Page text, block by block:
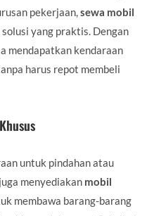
pekerjaan, sewa mobil
yang praktis. Dengan
mendapatkan kendaraan
harus repot membeli
untuk pindahan atau
menyediakan mobil
membawa barang-barang